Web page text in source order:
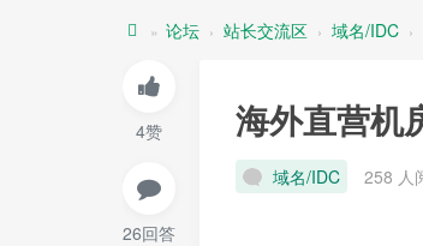
长
论
» 论坛 › 站长交流区 › 域名/IDC ›
4赞
26回答
海外直营机
域名/IDC 258 人